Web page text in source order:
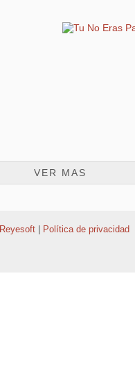
VER MAS
Reyesoft
Política de privacidad